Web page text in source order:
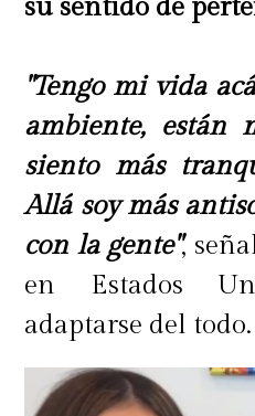
en cualquier
tu lavadora,
prender el aire
eso solo usando
maravilla!
su sentido de
"Tengo mi vida
ambiente, están
siento más
Allá soy más
con la gente",
en Estados
adaptarse del todo.